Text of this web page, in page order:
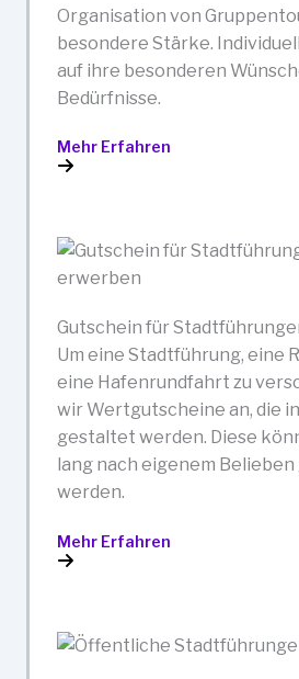
Organisation von
besondere Stärke.
auf ihre besonderen
Bedürfnisse.
Mehr Erfahren
Gutschein für
Um eine Stadtführung, eine
eine Hafenrundfahrt zu
wir Wertgutscheine an, die
gestaltet werden. Diese
lang nach eigenem
werden.
Mehr Erfahren